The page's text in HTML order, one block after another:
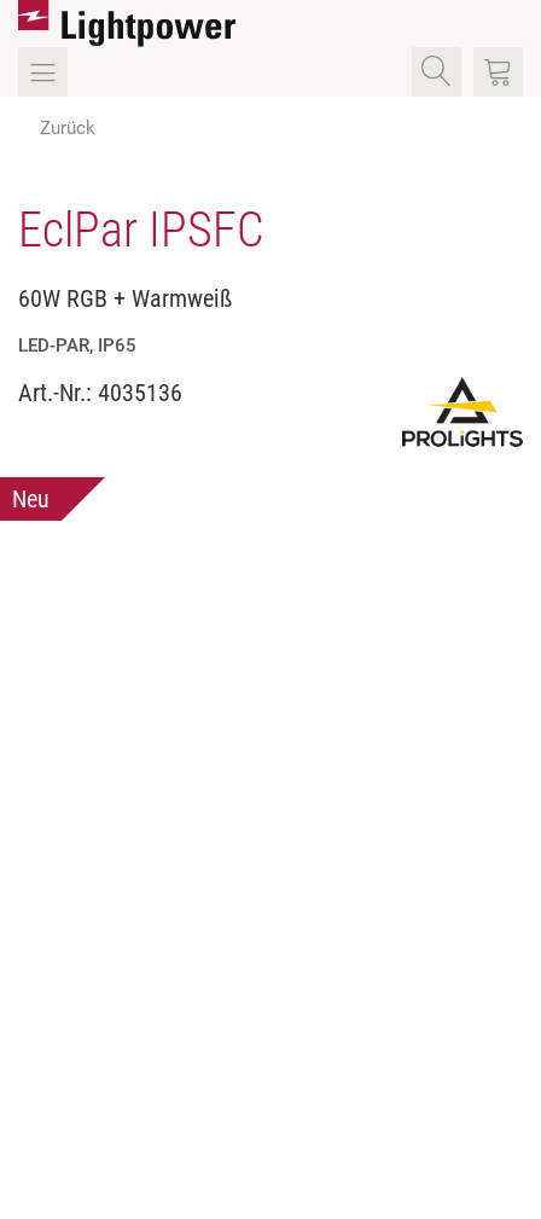
Zurück
EclPar IPSFC
60W RGB + Warmweiß
LED-PAR, IP65
Art.-Nr.: 4035136
Neu